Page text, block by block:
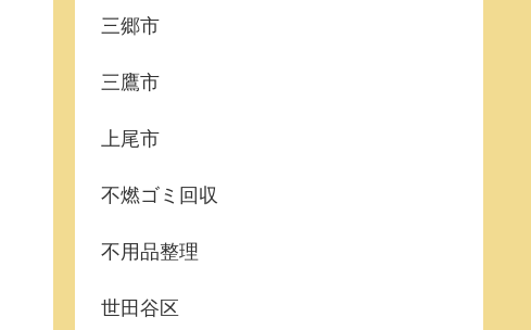
三郷市
三鷹市
上尾市
不燃ゴミ回収
不用品整理
世田谷区